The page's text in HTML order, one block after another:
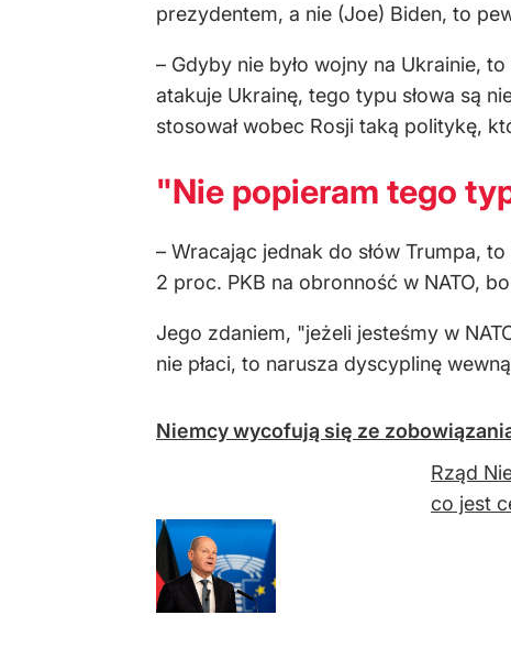
prezydentem, a nie (Joe) Biden, to
– Gdyby nie było wojny na Ukrainie,
atakuje Ukrainę, tego typu słowa są
stosował wobec Rosji taką politykę,
"Nie popieram tego
– Wracając jednak do słów Trumpa,
2 proc. PKB na obronność w NATO,
Jego zdaniem, "jeżeli jesteśmy w
nie płaci, to narusza dyscyplinę
Niemcy wycofują się ze
Rząd
co jest